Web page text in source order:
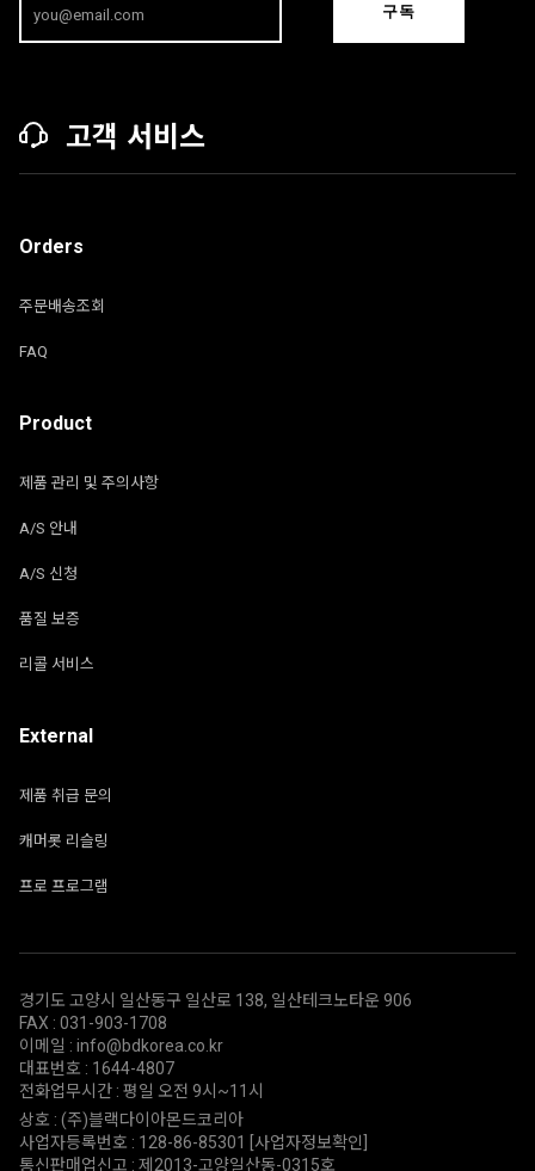
구독
고객 서비스
Orders
주문배송조회
FAQ
Product
제품 관리 및 주의사항
A/S 안내
A/S 신청
품질 보증
리콜 서비스
External
제품 취급 문의
캐머롯 리슬링
프로 프로그램
경기도 고양시 일산동구 일산로 138, 일산테크노타운 906
FAX : 031-903-1708
이메일 : info@bdkorea.co.kr
대표번호 : 1644-4807
전화업무시간 : 평일 오전 9시~11시
상호 : (주)블랙다이아몬드코리아
사업자등록번호 : 128-86-85301
[사업자정보확인]
통신판매업신고 : 제2013-고양일산동-0315호